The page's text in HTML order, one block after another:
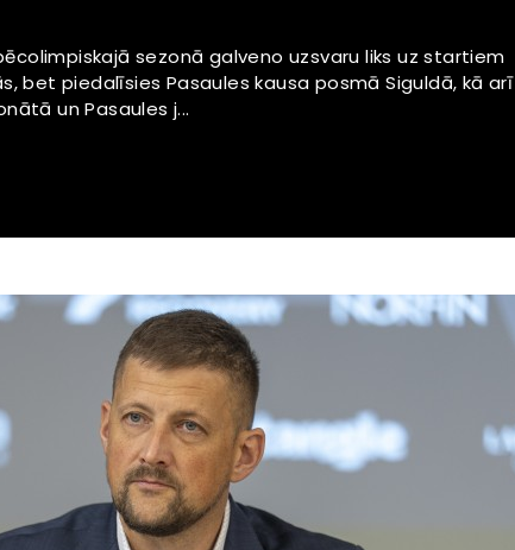
sezonā galveno uzsvaru liks uz startiem
bet piedalīsies Pasaules kausa posmā Siguldā, kā arī
un Pasaules j...